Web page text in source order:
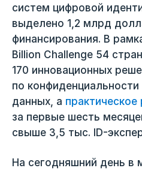
систем цифровой
выделено 1,2 млрд
финансирования. В
Billion Challenge 54
170 инновационных
по
данных, а практическое
за первые шесть
свыше 3,5 тыс. ID-
На сегодняшний день в